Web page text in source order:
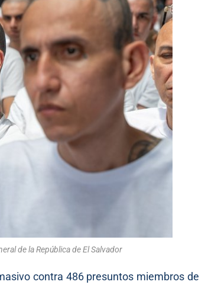
de la República de El Salvador
contra 486 presuntos miembros de